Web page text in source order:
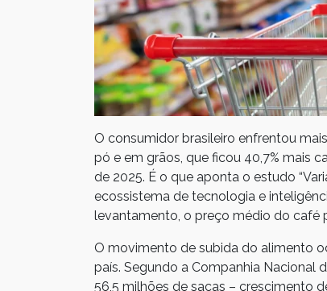
O consumidor brasileiro enfrentou
pó e em grãos, que ficou 40,7% mais
de 2025. É o que aponta o estudo
ecossistema de tecnologia e
levantamento, o preço médio do café
O movimento de subida do alimento
país. Segundo a Companhia Nacional
56,5 milhões de sacas – crescimento